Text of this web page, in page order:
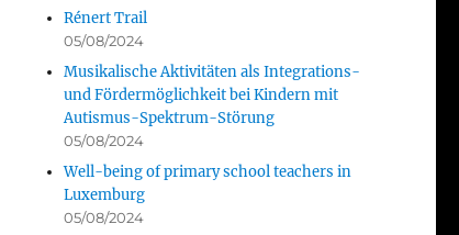
Rénert Trail
05/08/2024
Musikalische Aktivitäten als Integrations-
und Fördermöglichkeit bei Kindern mit
Autismus-Spektrum-Störung
05/08/2024
Well-being of primary school teachers in
Luxemburg
05/08/2024